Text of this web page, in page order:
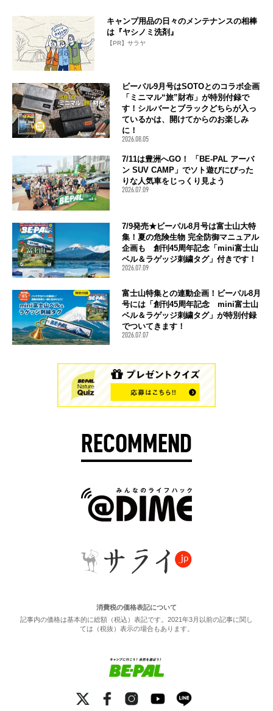
キャンプ用品の日々のメンテナンスの相棒
は『ヤシノミ洗剤』
【PR】サラヤ
ビーパル9月号はSOTOとのコラボ企画
「ミニマル“旅”財布」が特別付録で
す！シルバーとブラックどちらが入っ
ているかは、開けてからのお楽しみ
に！
2026.08.05
7/11は豊洲へGO！ 「BE-PAL アーバ
ン SUV CAMP」でソト遊びにぴった
りな人気車をじっくり見よう
2026.07.09
7/9発売★ビーパル8月号は富士山大特
集！夏の危険生物 完全防御マニュアル
企画も 創刊45周年記念「mini富士山
ベル＆ラゲッジ刺繍タグ」付きです！
2026.07.09
富士山特集との連動企画！ビーパル8月
号には「創刊45周年記念 mini富士山
ベル＆ラゲッジ刺繍タグ」が特別付録
でついてきます！
2026.07.07
RECOMMEND
消費税の価格表記について
記事内の価格は基本的に総額（税込）表記です。2021年3月以前の記事に関し
ては（税抜）表示の場合もあります。